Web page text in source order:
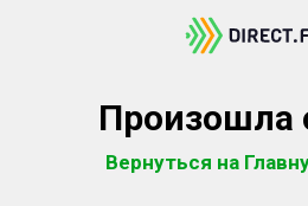
Произошла
Вернуться на